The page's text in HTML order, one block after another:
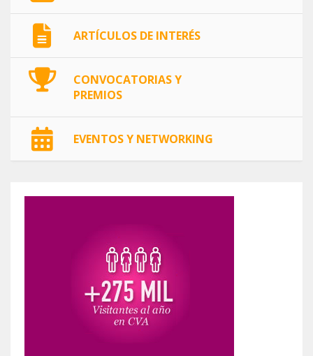
ARTÍCULOS DE INTERÉS
CONVOCATORIAS Y
PREMIOS
EVENTOS Y NETWORKING